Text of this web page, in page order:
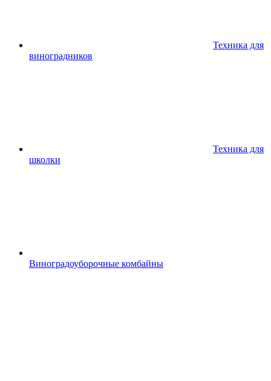
Техника для
виноградников
Техника для
школки
Виноградоуборочные комбайны